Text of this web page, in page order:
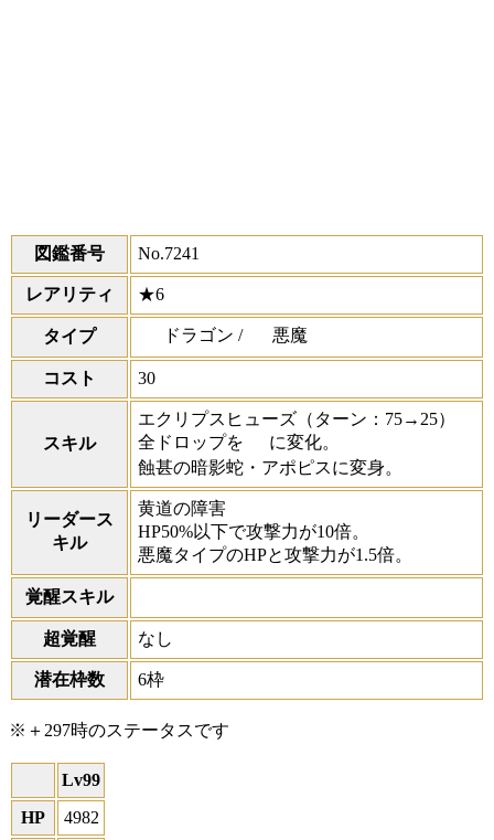
図鑑番号 No.7241
レアリティ ★6
タイプ ドラゴン / 悪魔
コスト 30
スキル
エクリプスヒューズ （ターン：75→25）
全ドロップを
に変化。
蝕甚の暗影蛇・アポピスに変身。
リーダース
キル
黄道の障害
HP50%以下で攻撃力が10倍。
悪魔タイプのHPと攻撃力が1.5倍。
覚醒スキル
超覚醒 なし
潜在枠数 6枠
※＋297時のステータスです
Lv99
HP
4982